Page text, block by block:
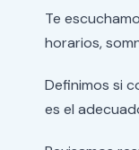
Te
horarios,
Definimos si
es el